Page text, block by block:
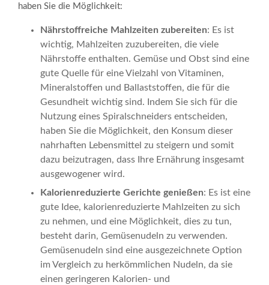
haben Sie die Möglichkeit:
Nährstoffreiche Mahlzeiten zubereiten: Es ist
wichtig, Mahlzeiten zuzubereiten, die viele
Nährstoffe enthalten. Gemüse und Obst sind eine
gute Quelle für eine Vielzahl von Vitaminen,
Mineralstoffen und Ballaststoffen, die für die
Gesundheit wichtig sind. Indem Sie sich für die
Nutzung eines Spiralschneiders entscheiden,
haben Sie die Möglichkeit, den Konsum dieser
nahrhaften Lebensmittel zu steigern und somit
dazu beizutragen, dass Ihre Ernährung insgesamt
ausgewogener wird.
Kalorienreduzierte Gerichte genießen: Es ist eine
gute Idee, kalorienreduzierte Mahlzeiten zu sich
zu nehmen, und eine Möglichkeit, dies zu tun,
besteht darin, Gemüsenudeln zu verwenden.
Gemüsenudeln sind eine ausgezeichnete Option
im Vergleich zu herkömmlichen Nudeln, da sie
einen geringeren Kalorien- und